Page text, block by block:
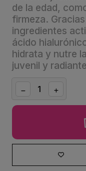
de la edad,
firmeza.
ingredientes
ácido
hidrata y nutre
juvenil y